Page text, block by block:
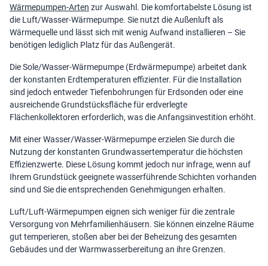
Wärmepumpen-Arten zur Auswahl. Die komfortabelste Lösung ist
die Luft/Wasser-Wärmepumpe. Sie nutzt die Außenluft als
Wärmequelle und lässt sich mit wenig Aufwand installieren – Sie
benötigen lediglich Platz für das Außengerät.
Die Sole/Wasser-Wärmepumpe (Erdwärmepumpe) arbeitet dank
der konstanten Erdtemperaturen effizienter. Für die Installation
sind jedoch entweder Tiefenbohrungen für Erdsonden oder eine
ausreichende Grundstücksfläche für erdverlegte
Flächenkollektoren erforderlich, was die Anfangsinvestition erhöht.
Mit einer Wasser/Wasser-Wärmepumpe erzielen Sie durch die
Nutzung der konstanten Grundwassertemperatur die höchsten
Effizienzwerte. Diese Lösung kommt jedoch nur infrage, wenn auf
Ihrem Grundstück geeignete wasserführende Schichten vorhanden
sind und Sie die entsprechenden Genehmigungen erhalten.
Luft/Luft-Wärmepumpen eignen sich weniger für die zentrale
Versorgung von Mehrfamilienhäusern. Sie können einzelne Räume
gut temperieren, stoßen aber bei der Beheizung des gesamten
Gebäudes und der Warmwasserbereitung an ihre Grenzen.